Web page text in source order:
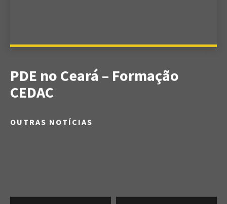
PDE no Ceará – Formação
CEDAC
OUTRAS NOTÍCIAS